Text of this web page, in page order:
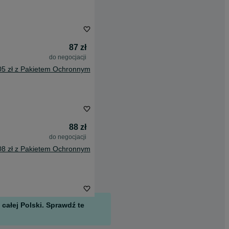
87 zł
do negocjacji
zł z Pakietem Ochronnym
88 zł
do negocjacji
zł z Pakietem Ochronnym
Polski. Sprawdź te